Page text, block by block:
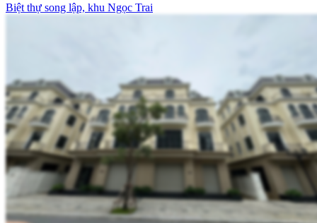
Biệt thự song lập, khu Ngọc Trai